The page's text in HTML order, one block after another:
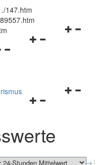
./147.htm
Navigationsmenü
Navigationsmenü
schließen